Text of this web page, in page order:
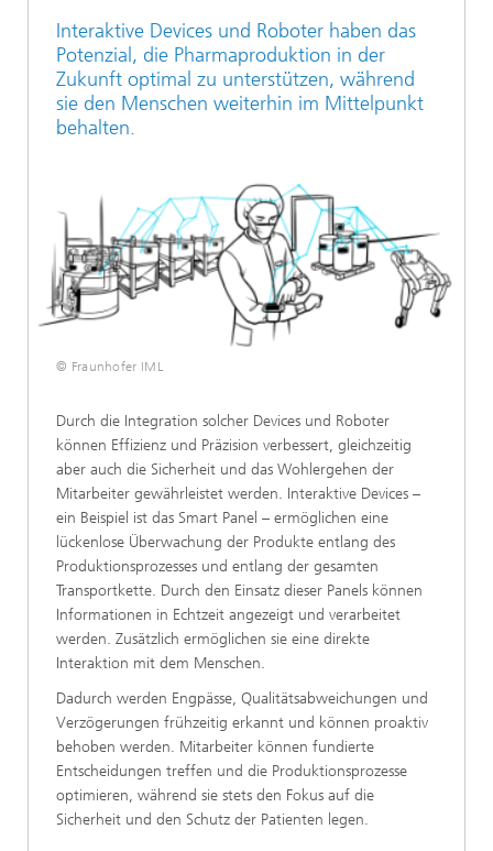
Interaktive Devices und Roboter haben das
Potenzial, die Pharmaproduktion in der
Zukunft optimal zu unterstützen, während
sie den Menschen weiterhin im Mittelpunkt
behalten.
© Fraunhofer IML
Durch die Integration solcher Devices und Roboter
können Effizienz und Präzision verbessert, gleichzeitig
aber auch die Sicherheit und das Wohlergehen der
Mitarbeiter gewährleistet werden. Interaktive Devices –
ein Beispiel ist das Smart Panel – ermöglichen eine
lückenlose Überwachung der Produkte entlang des
Produktionsprozesses und entlang der gesamten
Transportkette. Durch den Einsatz dieser Panels können
Informationen in Echtzeit angezeigt und verarbeitet
werden. Zusätzlich ermöglichen sie eine direkte
Interaktion mit dem Menschen.
Dadurch werden Engpässe, Qualitätsabweichungen und
Verzögerungen frühzeitig erkannt und können proaktiv
behoben werden. Mitarbeiter können fundierte
Entscheidungen treffen und die Produktionsprozesse
optimieren, während sie stets den Fokus auf die
Sicherheit und den Schutz der Patienten legen.